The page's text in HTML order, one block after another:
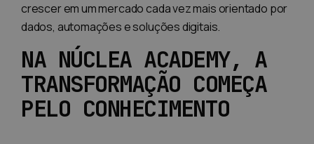
crescer em um mercado cada vez mais orientado por
dados, automações e soluções digitais.
NA NÚCLEA ACADEMY, A
TRANSFORMAÇÃO COMEÇA
PELO CONHECIMENTO